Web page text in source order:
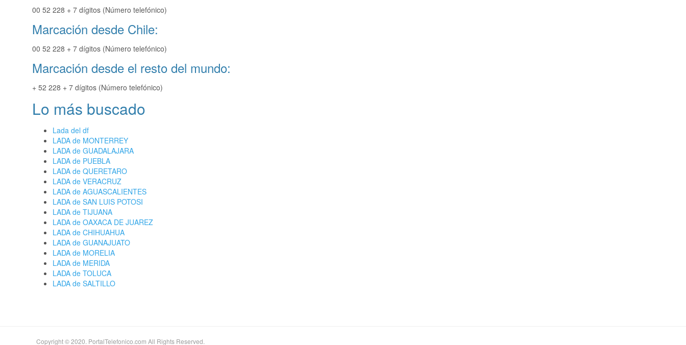
00 52 228 + 7 dígitos (Número telefónico)
Marcación desde Chile:
00 52 228 + 7 dígitos (Número telefónico)
Marcación desde el resto del mundo:
+ 52 228 + 7 dígitos (Número telefónico)
Lo más buscado
Lada del df
LADA de MONTERREY
LADA de GUADALAJARA
LADA de PUEBLA
LADA de QUERETARO
LADA de VERACRUZ
LADA de AGUASCALIENTES
LADA de SAN LUIS POTOSI
LADA de TIJUANA
LADA de OAXACA DE JUAREZ
LADA de CHIHUAHUA
LADA de GUANAJUATO
LADA de MORELIA
LADA de MERIDA
LADA de TOLUCA
LADA de SALTILLO
Copyright © 2020. PortalTelefonico.com All Rights Reserved.